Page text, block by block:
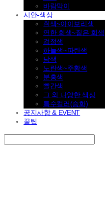
바람막이
시안-색상
흰색~아이보리색
연한 회색~짙은 회색
검정색
하늘색~파란색
남색
노란색~주황색
분홍색
빨간색
그 외 다양한 색상
특수컬러(승화)
공지사항 & EVENT
꿀팁